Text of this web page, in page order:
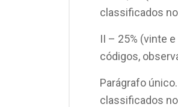
classificados
II – 25% (vinte
códigos,
Parágrafo
classificados